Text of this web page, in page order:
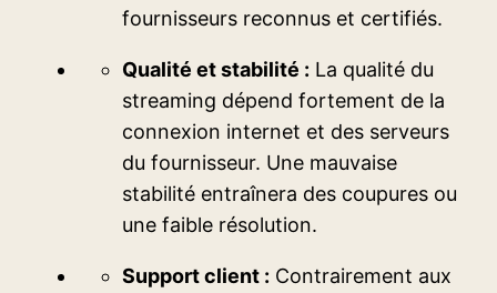
fournisseurs reconnus et certifiés.
Qualité et stabilité : La qualité du
streaming dépend fortement de la
connexion internet et des serveurs
du fournisseur. Une mauvaise
stabilité entraînera des coupures ou
une faible résolution.
Support client : Contrairement aux